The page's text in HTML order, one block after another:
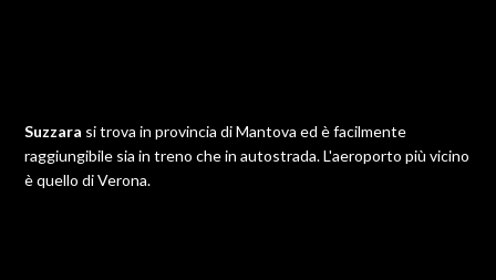
Suzzara si trova in provincia di Mantova ed è facilmente
raggiungibile sia in treno che in autostrada. L'aeroporto più vicino
è quello di Verona.